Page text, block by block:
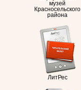
музей
Красносельского
района
ЛитРес